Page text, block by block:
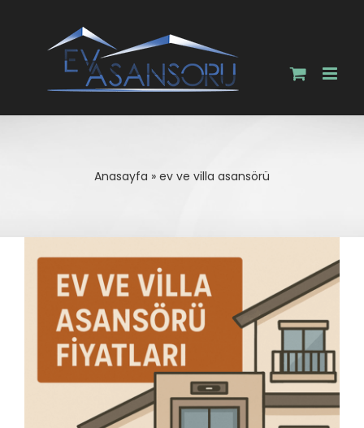
Anasayfa » ev ve villa asansörü